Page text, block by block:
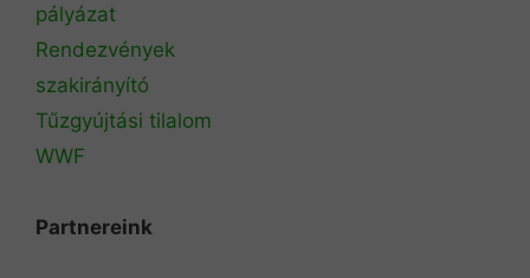
pályázat
Rendezvények
szakirányító
Tűzgyújtási tilalom
WWF
Partnereink